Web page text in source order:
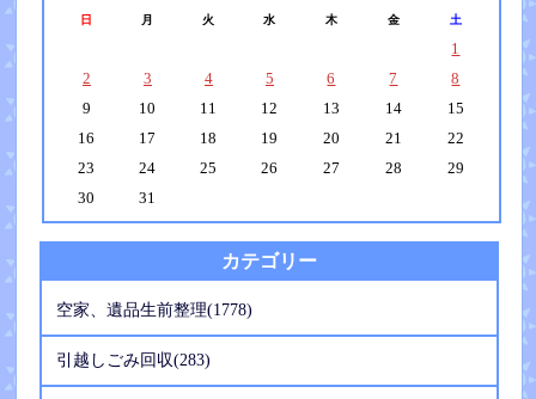
日 月 火 水 木 金 土
1
2
3 4 5 6 7
8
9
10 11 12 13 14
15
16
17 18 19 20 21
22
23
24 25 26 27 28
29
30
31
カテゴリー
空家、遺品生前整理(1778)
引越しごみ回収(283)